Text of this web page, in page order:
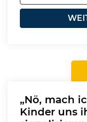
„Nö, mach
Kinder uns